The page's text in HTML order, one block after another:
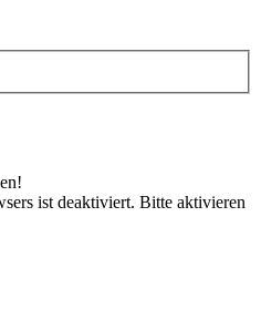
ist deaktiviert. Bitte aktivieren